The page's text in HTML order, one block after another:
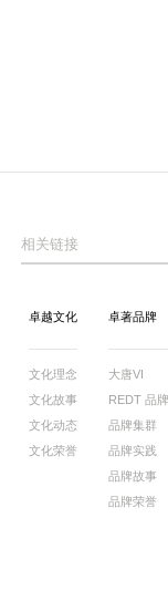
相关链接
卓越文化
文化理念
文化故事
文化动态
文化荣誉
卓著品牌
大唐VI
REDT 品
品牌集群
品牌实践
品牌故事
品牌荣誉